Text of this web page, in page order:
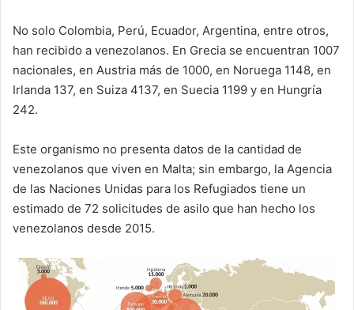
No solo Colombia, Perú, Ecuador, Argentina, entre otros,
han recibido a venezolanos. En Grecia se encuentran 1007
nacionales, en Austria más de 1000, en Noruega 1148, en
Irlanda 137, en Suiza 4137, en Suecia 1199 y en Hungría
242.
Este organismo no presenta datos de la cantidad de
venezolanos que viven en Malta; sin embargo, la Agencia
de las Naciones Unidas para los Refugiados tiene un
estimado de 72 solicitudes de asilo que han hecho los
venezolanos desde 2015.